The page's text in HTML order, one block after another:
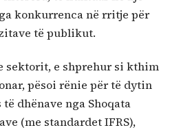
konkurrenca në rritje për
të publikut.
sektorit, e shprehur si kthim
pësoi rënie për të dytin
dhënave nga Shoqata
(me standardet IFRS),